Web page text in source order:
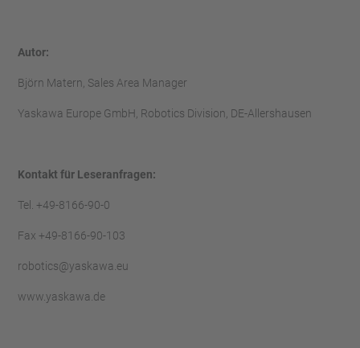
Autor:
Björn Matern, Sales Area Manager
Yaskawa Europe GmbH, Robotics Division, DE-Allershausen
Kontakt für Leseranfragen:
Tel. +49-8166-90-0
Fax +49-8166-90-103
robotics@yaskawa.eu
www.yaskawa.de